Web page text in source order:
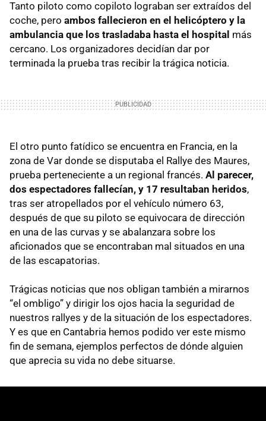
Tanto piloto como copiloto lograban ser extraídos del
coche, pero ambos fallecieron en el helicóptero y la
ambulancia que los trasladaba hasta el hospital más
cercano. Los organizadores decidían dar por
terminada la prueba tras recibir la trágica noticia.
El otro punto fatídico se encuentra en Francia, en la
zona de Var donde se disputaba el Rallye des Maures,
prueba perteneciente a un regional francés. Al parecer,
dos espectadores fallecían, y 17 resultaban heridos,
tras ser atropellados por el vehículo número 63,
después de que su piloto se equivocara de dirección
en una de las curvas y se abalanzara sobre los
aficionados que se encontraban mal situados en una
de las escapatorias.
Trágicas noticias que nos obligan también a mirarnos
“el ombligo” y dirigir los ojos hacia la seguridad de
nuestros rallyes y de la situación de los espectadores.
Y es que en Cantabria hemos podido ver este mismo
fin de semana, ejemplos perfectos de dónde alguien
que aprecia su vida no debe situarse.